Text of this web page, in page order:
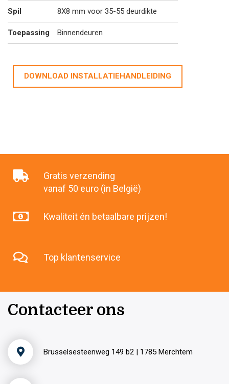
Spil 8X8 mm voor 35-55 deurdikte
Toepassing Binnendeuren
DOWNLOAD INSTALLATIEHANDLEIDING
Gratis verzending
vanaf 50 euro (in België)
Kwaliteit én betaalbare prijzen!
Top klantenservice
Contacteer ons
Brusselsesteenweg 149 b2 | 1785 Merchtem